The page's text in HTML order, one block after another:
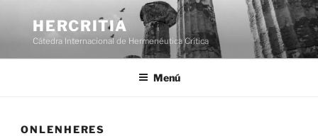
contenido
HERCRITIA
Cátedra Internacional de Hermenéutica Crítica
Menú
ONLENHERES